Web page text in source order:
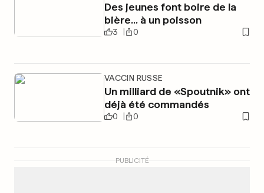
Des jeunes font boire de la
bière... à un poisson
3 0
VACCIN RUSSE
Un milliard de «Spoutnik» ont
déjà été commandés
0 0
PUBLICITÉ